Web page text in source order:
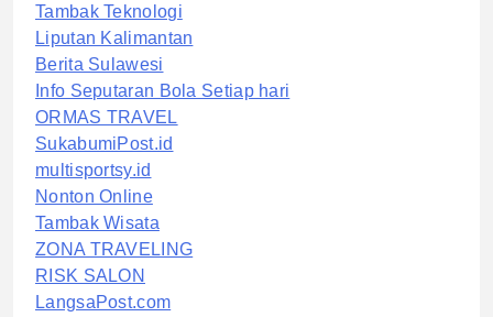
Tambak Teknologi
Liputan Kalimantan
Berita Sulawesi
Info Seputaran Bola Setiap hari
ORMAS TRAVEL
SukabumiPost.id
multisportsy.id
Nonton Online
Tambak Wisata
ZONA TRAVELING
RISK SALON
LangsaPost.com